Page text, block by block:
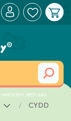
CYDD